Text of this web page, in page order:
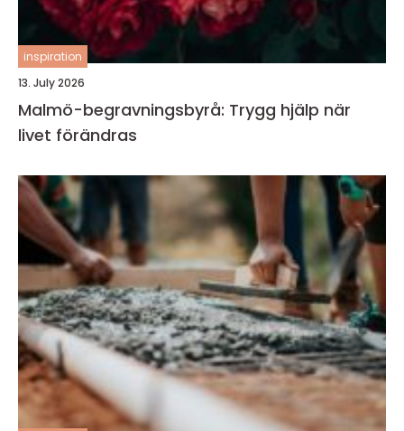
inspiration
13. July 2026
Malmö-begravningsbyrå: Trygg hjälp när
livet förändras